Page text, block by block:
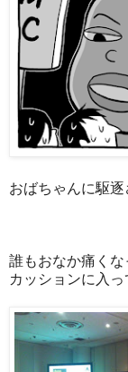
おばちゃんに駆逐
誰もおなか痛く
カッションに入っ